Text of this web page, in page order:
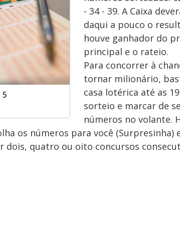
- 34 - 39. A Caixa
daqui a pouco o
houve ganhador do
principal e o rateio.
Para concorrer à
tornar milionário,
casa lotérica até as
sorteio e marcar de
números no volante.
os números para você (Surpresinha)
dois, quatro ou oito concursos